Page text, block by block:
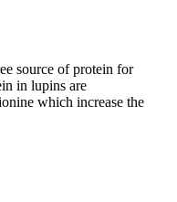
source of protein for
in lupins are
which increase the